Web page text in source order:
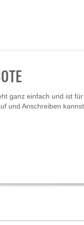
ganz einfach und ist
und Anschreiben